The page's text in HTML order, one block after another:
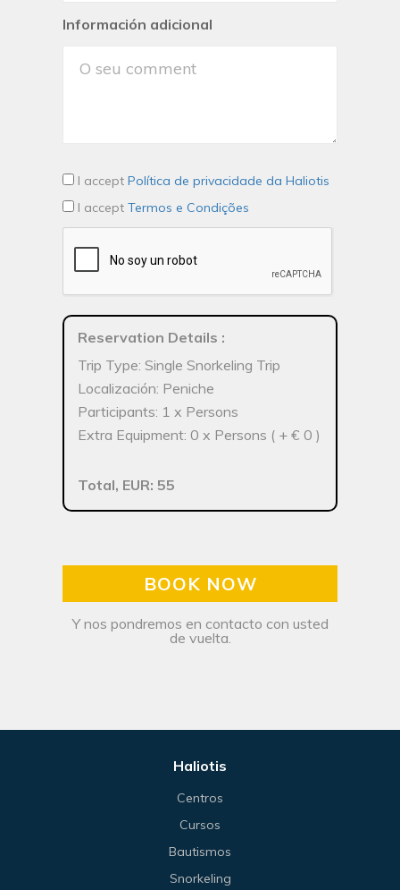
Información adicional
I accept Política de privacidade da Haliotis
I accept Termos e Condições
Reservation Details :
Trip Type: Single Snorkeling Trip
Localización: Peniche
Participants: 1 x Persons
Extra Equipment: 0 x Persons ( + € 0 )
Total, EUR: 55
BOOK NOW
Y nos pondremos en contacto con usted
de vuelta.
Haliotis
Centros
Cursos
Bautismos
Snorkeling